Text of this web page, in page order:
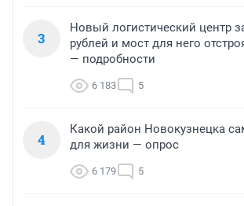
3
Новый логистический центр
рублей и мост для него
— подробности
6 183 5
4
Какой район Новокузнецка
для жизни — опрос
6 179 5